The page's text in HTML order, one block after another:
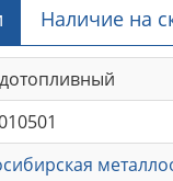
Наличие на